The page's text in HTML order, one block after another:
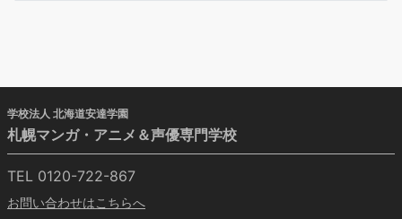
学校法人 北海道安達学園
札幌マンガ・アニメ＆声優専門学校
TEL 0120-722-867
お問い合わせはこちらへ